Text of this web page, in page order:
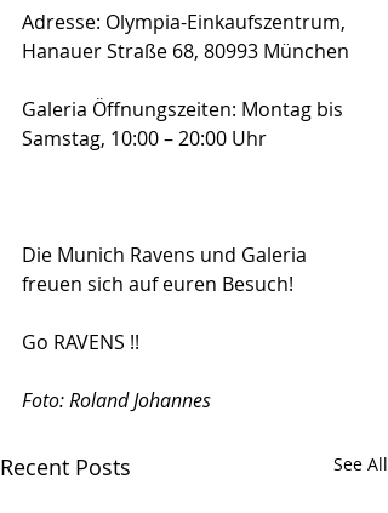
Adresse: Olympia-Einkaufszentrum,
Hanauer Straße 68, 80993 München
Galeria Öffnungszeiten: Montag bis
Samstag, 10:00 – 20:00 Uhr
Die Munich Ravens und Galeria
freuen sich auf euren Besuch!
Go RAVENS !!
Foto: Roland Johannes
Recent Posts See All